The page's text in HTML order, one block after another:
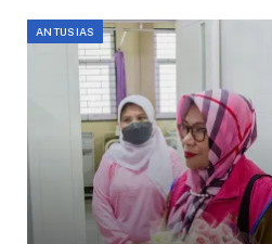
ANTUSIAS